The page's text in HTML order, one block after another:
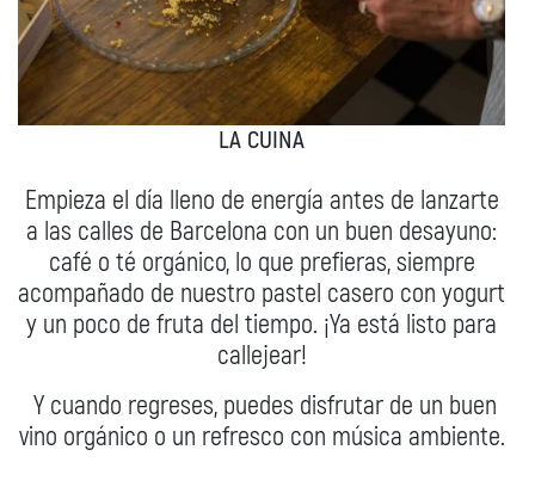
LA CUINA
Empieza el día lleno de energía antes de lanzarte
a las calles de Barcelona con un buen desayuno:
café o té orgánico, lo que prefieras, siempre
acompañado de nuestro pastel casero con yogurt
y un poco de fruta del tiempo. ¡Ya está listo para
callejear!
Y cuando regreses, puedes disfrutar de un buen
vino orgánico o un refresco con música ambiente.